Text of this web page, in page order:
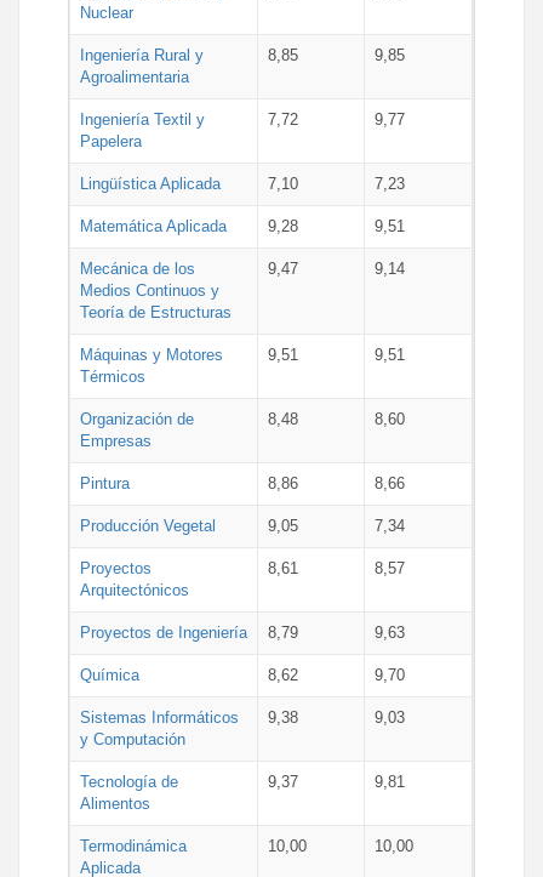
Nuclear
Ingeniería Rural y
Agroalimentaria
8,85 9,85
Ingeniería Textil y
Papelera
7,72 9,77
Lingüística Aplicada 7,10 7,23
Matemática Aplicada 9,28 9,51
Mecánica de los
Medios Continuos y
Teoría de Estructuras
9,47 9,14
Máquinas y Motores
Térmicos
9,51 9,51
Organización de
Empresas
8,48 8,60
Pintura 8,86 8,66
Producción Vegetal 9,05 7,34
Proyectos
Arquitectónicos
8,61 8,57
Proyectos de Ingeniería 8,79 9,63
Química 8,62 9,70
Sistemas Informáticos
y Computación
9,38 9,03
Tecnología de
Alimentos
9,37 9,81
Termodinámica
Aplicada
10,00 10,00